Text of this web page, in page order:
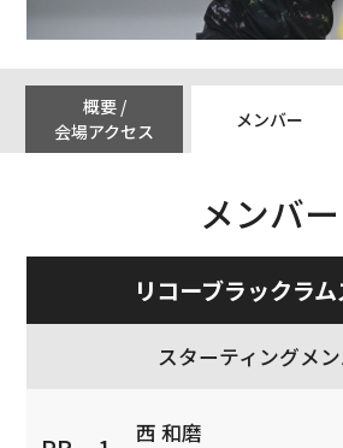
概要 /
会場アクセス
メンバー
メンバー
リコーブラックラ
スターティングメ
西 和磨